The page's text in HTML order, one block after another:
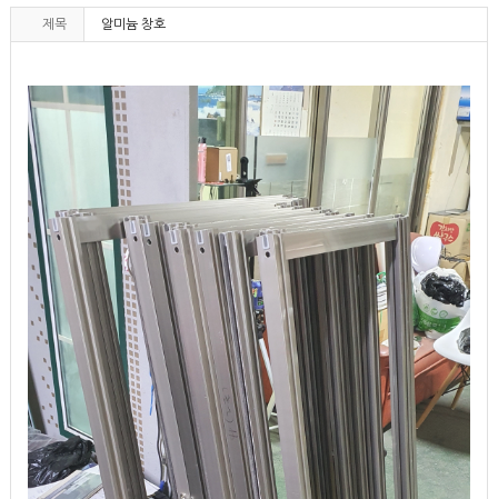
제목 알미늄 창호